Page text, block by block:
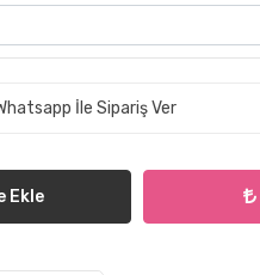
İle Sipariş Ver
Ekle